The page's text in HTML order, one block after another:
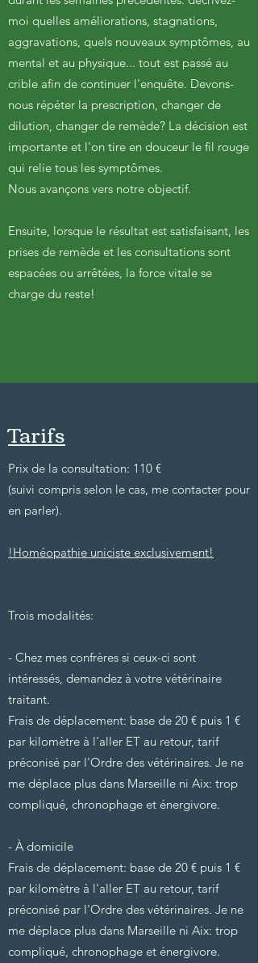
moi quelles améliorations, stagnations,
aggravations, quels nouveaux symptômes, au
mental et au physique... tout est passé au
crible afin de continuer l'enquête. Devons-
nous répéter la prescription, changer de
dilution, changer de remède? La décision est
importante et l'on tire en douceur le fil rouge
qui relie tous les symptômes.
Nous avançons vers notre objectif.
Ensuite, lorsque le résultat est satisfaisant, les
prises de remède et les consultations sont
espacées ou arrêtées, la force vitale se
charge du reste!
Tarifs
Prix de la consultation: 110 €
(suivi compris selon le cas, me contacter pour
en parler).
!Homéopathie uniciste exclusivement!
Trois modalités:
- Chez mes confrères si ceux-ci sont
intéressés, demandez à votre vétérinaire
traitant.
Frais de déplacement: base de 20 € puis 1 €
par kilomètre à l'aller ET au retour, tarif
préconisé par l'Ordre des vétérinaires. Je ne
me déplace plus dans Marseille ni Aix: trop
compliqué, chronophage et énergivore.
- À domicile
Frais de déplacement: base de 20 € puis 1 €
par kilomètre à l'aller ET au retour, tarif
préconisé par l'Ordre des vétérinaires. Je ne
me déplace plus dans Marseille ni Aix: trop
compliqué, chronophage et énergivore.